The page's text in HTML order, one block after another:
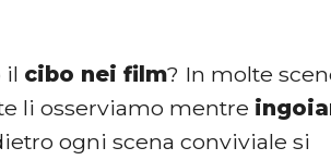
il cibo nei film? In molte
li osserviamo mentre
ogni scena conviviale si